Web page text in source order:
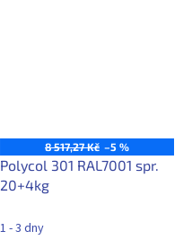
8 517,27 Kč –5 %
Polycol 301 RAL7001 spr.
20+4kg
1 - 3 dny